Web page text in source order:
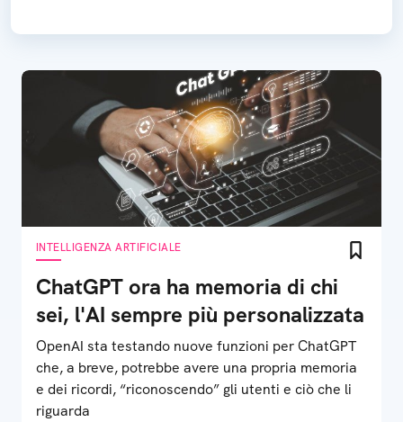
INTELLIGENZA ARTIFICIALE
ChatGPT ora ha memoria di chi
sei, l'AI sempre più personalizzata
OpenAI sta testando nuove funzioni per ChatGPT
che, a breve, potrebbe avere una propria memoria
e dei ricordi, “riconoscendo” gli utenti e ciò che li
riguarda